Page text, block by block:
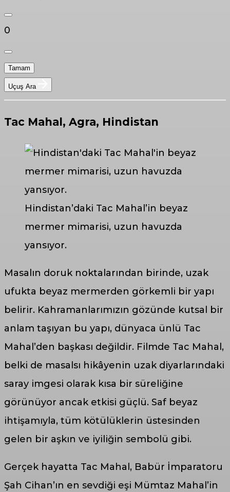
0
Tamam
Uçuş Ara
Tac Mahal, Agra, Hindistan
Hindistan’daki Tac Mahal’in beyaz
mermer mimarisi, uzun havuzda
yansıyor.
Masalın doruk noktalarından birinde, uzak
ufukta beyaz mermerden görkemli bir yapı
belirir. Kahramanlarımızın gözünde kutsal bir
anlam taşıyan bu yapı, dünyaca ünlü Tac
Mahal’den başkası değildir. Filmde Tac Mahal,
belki de masalsı hikâyenin uzak diyarlarındaki
saray imgesi olarak kısa bir süreliğine
görünüyor ancak etkisi güçlü. Saf beyaz
ihtişamıyla, tüm kötülüklerin üstesinden
gelen bir aşkın ve iyiliğin sembolü gibi.
Gerçek hayatta Tac Mahal, Babür İmparatoru
Şah Cihan’ın en sevdiği eşi Mümtaz Mahal’in